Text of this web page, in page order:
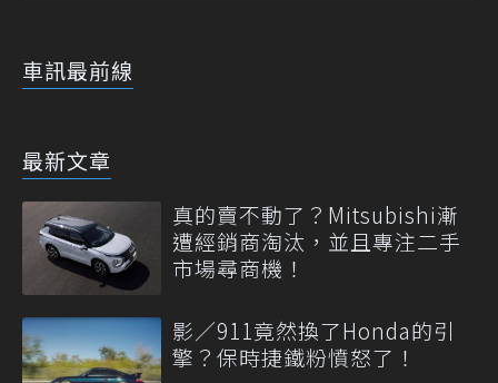
車訊最前線
最新文章
真的賣不動了？Mitsubishi漸
遭經銷商淘汰，並且專注二手
市場尋商機！
影／911竟然換了Honda的引
擎？保時捷鐵粉憤怒了！